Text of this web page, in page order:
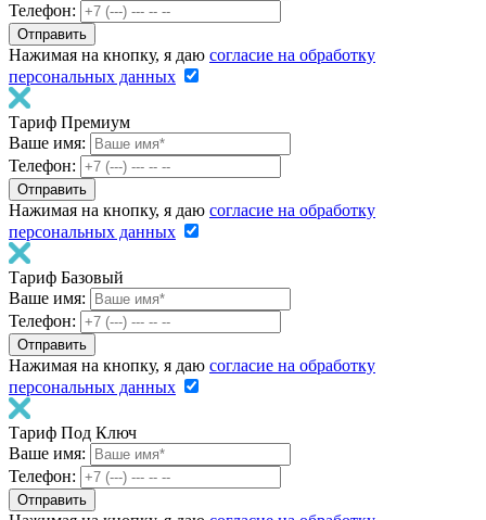
Телефон:
Нажимая на кнопку, я даю согласие на обработку
персональных данных
Тариф Премиум
Ваше имя:
Телефон:
Нажимая на кнопку, я даю согласие на обработку
персональных данных
Тариф Базовый
Ваше имя:
Телефон:
Нажимая на кнопку, я даю согласие на обработку
персональных данных
Тариф Под Ключ
Ваше имя:
Телефон: